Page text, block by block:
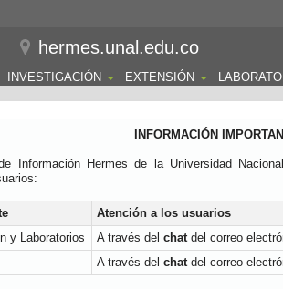
hermes.unal.edu.co
INVESTIGACIÓN EXTENSIÓN
INFORMACIÓN
Información Hermes de la Universidad
Atención a los usuarios
y Laboratorios
A través del chatdel correo
A través del chatdel correo